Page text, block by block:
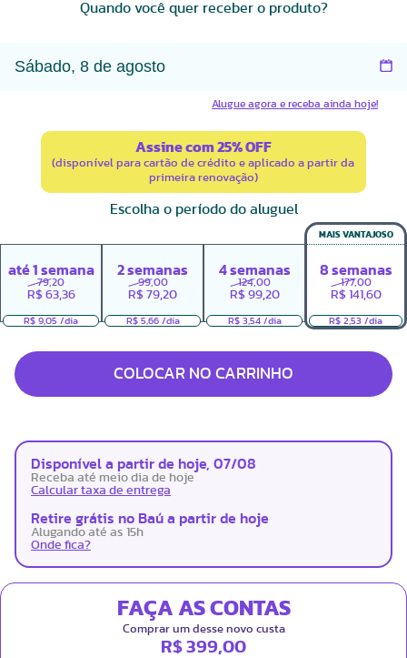
Quando você quer receber o produto?
Alugue agora e receba ainda hoje!
Assine com 25% OFF
(disponível para cartão de crédito e aplicado a partir da
primeira renovação)
Escolha o período do aluguel
até1 semana
79,20
R$ 63,36
R$ 9,05 /dia
2semanas
99,00
R$ 79,20
R$ 5,66 /dia
4 semanas
124,00
R$ 99,20
R$ 3,54 /dia
MAIS VANTAJOSO
8 semanas
177,00
R$ 141,60
R$ 2,53 /dia
COLOCAR NO CARRINHO
Disponível a partir de hoje, 07/08
Receba até meio dia de hoje
Calcular taxa de entrega
Retire grátis no Baú a partir de hoje
Alugando até as 15h
Onde fica?
FAÇA AS CONTAS
Comprar um desse novo custa
R$ 399,00